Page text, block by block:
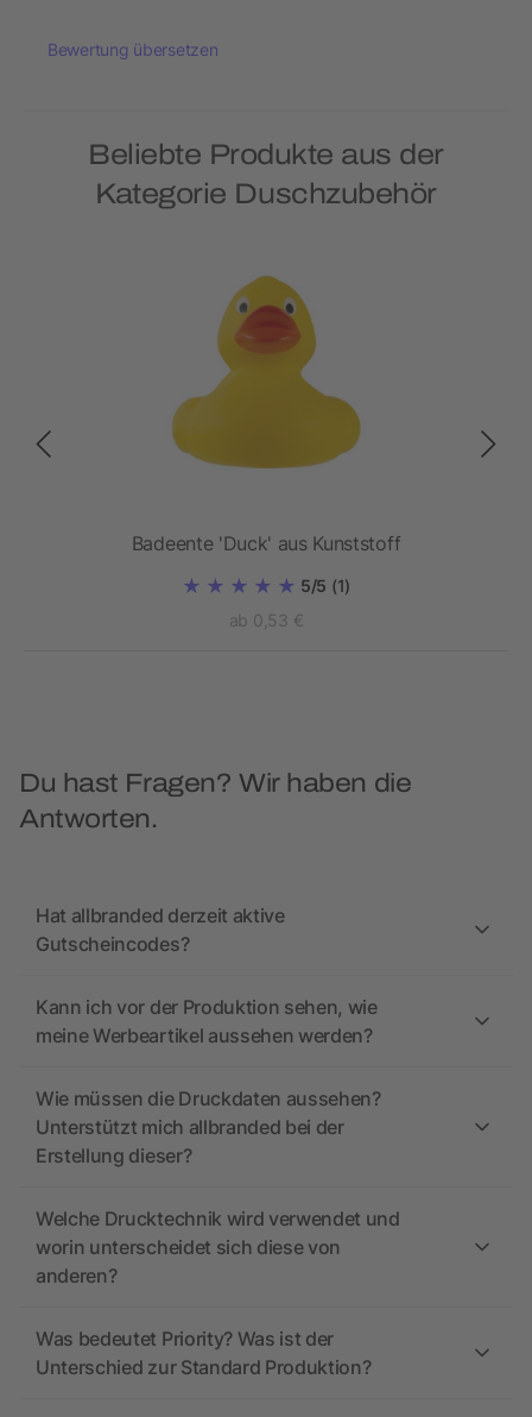
Bewertung übersetzen
Beliebte Produkte aus der
Kategorie Duschzubehör
Badeente 'Duck' aus Kunststoff
5/5 (1)
ab 0,53 €
Du hast Fragen? Wir haben die
Antworten.
Hat allbranded derzeit aktive
Gutscheincodes?
Kann ich vor der Produktion sehen, wie
meine Werbeartikel aussehen werden?
Wie müssen die Druckdaten aussehen?
Unterstützt mich allbranded bei der
Erstellung dieser?
Welche Drucktechnik wird verwendet und
worin unterscheidet sich diese von
anderen?
Was bedeutet Priority? Was ist der
Unterschied zur Standard Produktion?